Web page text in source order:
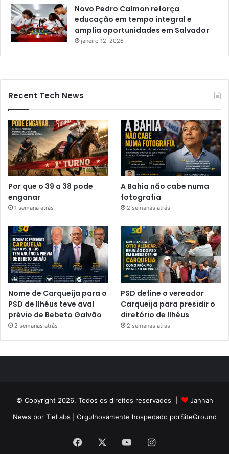
Novo Pedro Calmon reforça
educação em tempo integral e
amplia oportunidades em Salvador
janeiro 12, 2026
Recent Tech News
Por que o 39 a 38 pode
enganar
1 semana atrás
A Bahia não cabe numa
fotografia
2 semanas atrás
Nome de Carqueija para o
PSD de Ilhéus teve aval
prévio de Bebeto Galvão
2 semanas atrás
PSD define o vereador
Carqueija para presidir o
diretório de Ilhéus
2 semanas atrás
© Copyright 2026, Todos os direitos reservados |
Jannah
News por TieLabs | Orgulhosamente hospedado porSiteGround
Facebook YouTubeInstagram